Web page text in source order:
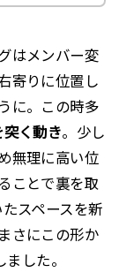
はメンバー変
寄りに位置し
に。この時多
く動き。少し
無理に高い位
ことで裏を取
スペースを新
さにこの形か
した。